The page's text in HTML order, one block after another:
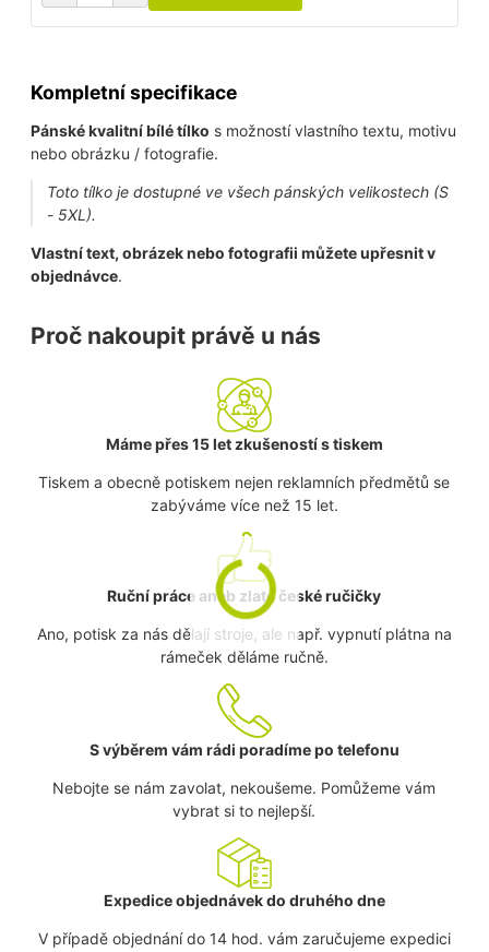
Kompletní specifikace
Pánské kvalitní bílé tílko s možností vlastního textu, motivu
nebo obrázku / fotografie.
Toto tílko je dostupné ve všech pánských velikostech (S
- 5XL).
Vlastní text, obrázek nebo fotografii můžete upřesnit v
objednávce.
Proč nakoupit právě u nás
Máme přes 15 let zkušeností s tiskem
Tiskem a obecně potiskem nejen reklamních předmětů se
zabýváme více než 15 let.
Ruční práce aneb zlaté české ručičky
Ano, potisk za nás dělají stroje, ale např. vypnutí plátna na
rámeček děláme ručně.
S výběrem vám rádi poradíme po telefonu
Nebojte se nám zavolat, nekoušeme. Pomůžeme vám
vybrat si to nejlepší.
Expedice objednávek do druhého dne
V případě objednání do 14 hod. vám zaručujeme expedici